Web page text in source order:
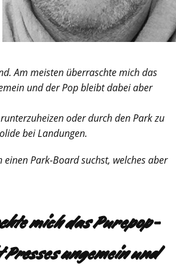
Am meisten überraschte mich das
und der Pop bleibt dabei aber
oder durch den Park zu
bei Landungen.
Park-Board suchst, welches aber
mich das Purepop-
ungemein und